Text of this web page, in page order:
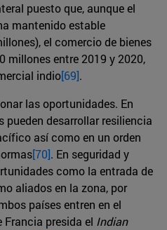
puesto que, aunque el
mantenido estable
el comercio de bienes
millones entre 2019 y 2020,
indio[69].
las oportunidades. En
pueden desarrollar resiliencia
así como en un orden
[70]. En seguridad y
como la entrada de
aliados en la zona, por
países entren en el
presida el Indian